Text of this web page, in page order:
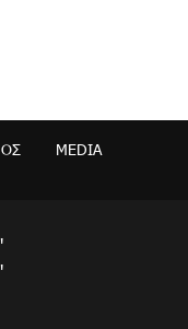
MEDIA